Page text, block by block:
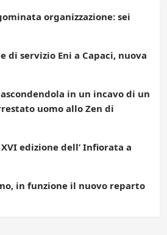
organizzazione: sei
di servizio Eni a Capaci, nuova
in un incavo di un
uomo allo Zen di
edizione dell’ Infiorata a
in funzione il nuovo reparto